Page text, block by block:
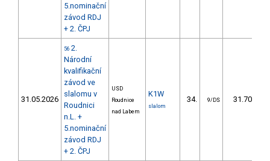
5.nominační
závod RDJ
+ 2. ČPJ
31.05.2026
56 2.
Národní
kvalifikační
závod ve
slalomu v
Roudnici
n.L. +
5.nominační
závod RDJ
+ 2. ČPJ
USD
Roudnice
nad Labem
K1W
slalom
34. 9/DS 31.70